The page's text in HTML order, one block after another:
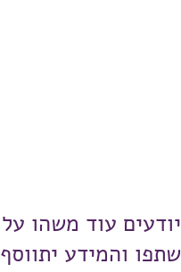
יודעים עוד משהו
שתפו והמידע